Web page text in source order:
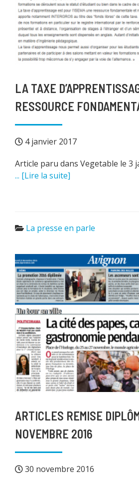
LA TAXE
RESSOURCE
4 janvier 2017
Article paru dans Vegetable le 3
... [Lire la suite]
La presse en parle
ARTICLES REMISE
NOVEMBRE 2016
30 novembre 2016